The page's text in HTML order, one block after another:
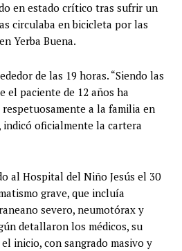
en estado crítico tras sufrir un
circulaba en bicicleta por las
Yerba Buena.
de las 19 horas. “Siendo las
el paciente de 12 años ha
a la familia en
oficialmente la cartera
al Hospital del Niño Jesús el 30
grave, que incluía
severo, neumotórax y
detallaron los médicos, su
inicio, con sangrado masivo y